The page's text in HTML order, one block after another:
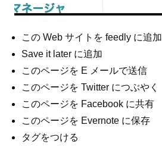
この Web サイトを feedly に追加
Save it later に追加
このページを E メールで送信
このページを Twitter につぶやく
このページを Facebook に共有
このページを Evernote に保存
タグをつける